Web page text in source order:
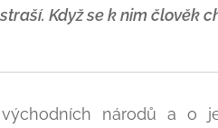
Když se k nim člověk
národů a o